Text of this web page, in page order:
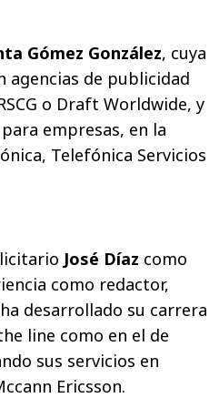
Gómez González, cuya
agencias de publicidad
o Draft Worldwide, y
empresas, en la
Telefónica Servicios
José Díaz como
como redactor,
desarrollado su carrera
line como en el de
sus servicios en
Ericsson.